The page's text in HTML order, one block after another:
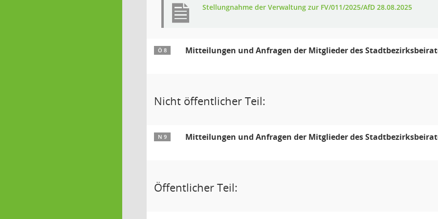
Stellungnahme der Verwaltung zur FV/011/2025/AfD 28.08.2025
Ö 8 Mitteilungen und Anfragen der Mitglieder des
Nicht öffentlicher Teil:
N 9 Mitteilungen und Anfragen der Mitglieder des
Öffentlicher Teil: